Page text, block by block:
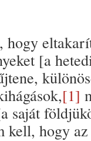
hogy
[a
[1]
saját
kell, hogy